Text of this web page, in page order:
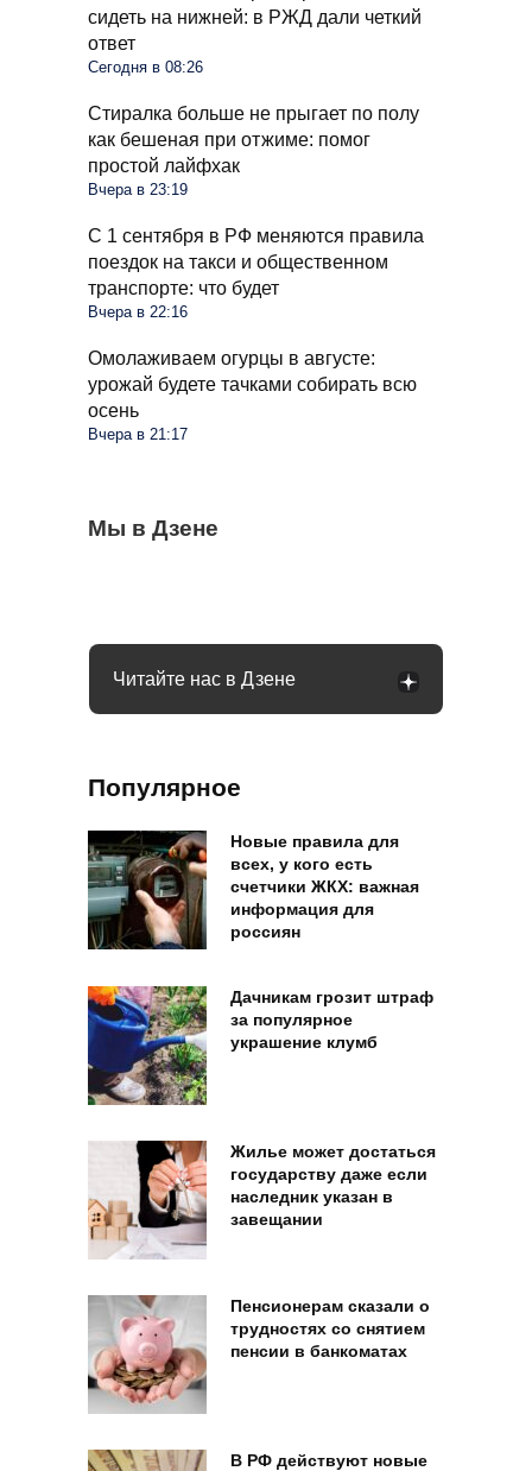
сидеть на нижней: в РЖД дали четкий
ответ
Сегодня в 08:26
Стиралка больше не прыгает по полу
как бешеная при отжиме: помог
простой лайфхак
Вчера в 23:19
С 1 сентября в РФ меняются правила
поездок на такси и общественном
транспорте: что будет
Вчера в 22:16
Омолаживаем огурцы в августе:
урожай будете тачками собирать всю
осень
Вчера в 21:17
Мы в Дзене
Бывший продавец выдала уловки
«Магнита» и «Пятерочки»: сети всегда
Семьи в России получат до 200 тысяч
С 1 сентября россиян будут сажать и
Читайте нас в Дзене
Популярное
Новые правила для
всех, у кого есть
счетчики ЖКХ: важная
информация для
россиян
Дачникам грозит штраф
за популярное
украшение клумб
Жилье может достаться
государству даже если
наследник указан в
завещании
Пенсионерам сказали о
трудностях со снятием
пенсии в банкоматах
В РФ действуют новые